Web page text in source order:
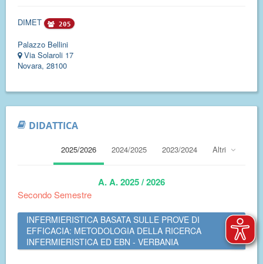
DIMET 205
Palazzo Bellini
Via Solaroli 17
Novara, 28100
DIDATTICA
2025/2026 2024/2025 2023/2024 Altri
A. A. 2025 / 2026
Secondo Semestre
INFERMIERISTICA BASATA SULLE PROVE DI
EFFICACIA: METODOLOGIA DELLA RICERCA
INFERMIERISTICA ED EBN - VERBANIA